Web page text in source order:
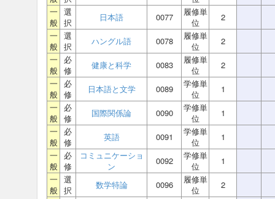
一
般
選
択
日本語 0077
履修単
位
2
一
般
選
択
ハングル語 0078
履修単
位
2
一
般
必
修
健康と科学 0083
履修単
位
2
一
般
必
修
日本語と文学 0089
学修単
位
1
一
般
必
修
国際関係論 0090
学修単
位
1
一
般
必
修
英語 0091
学修単
位
1
一
般
必
修
コミュニケーショ
ン
0092
学修単
位
1
一
般
選
択
数学特論 0096
履修単
位
2